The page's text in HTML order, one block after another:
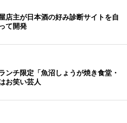
店主が日本酒の好み診断サイトを自
て開発
ンチ限定「魚沼しょうが焼き食堂・
お笑い芸人